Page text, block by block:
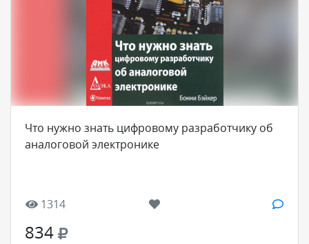
Что нужно знать цифровому разработчику об
аналоговой электронике
1314
834